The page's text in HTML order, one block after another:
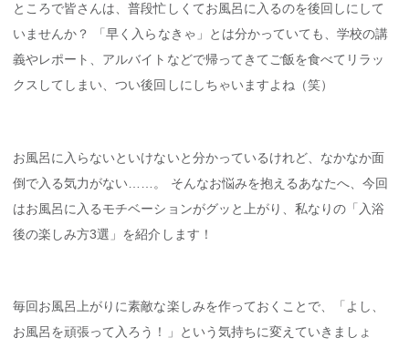
ところで皆さんは、普段忙しくてお風呂に入るのを後回しにして
いませんか？ 「早く入らなきゃ」とは分かっていても、学校の講
義やレポート、アルバイトなどで帰ってきてご飯を食べてリラッ
クスしてしまい、つい後回しにしちゃいますよね（笑）
お風呂に入らないといけないと分かっているけれど、なかなか面
倒で入る気力がない……。 そんなお悩みを抱えるあなたへ、今回
はお風呂に入るモチベーションがグッと上がり、私なりの「入浴
後の楽しみ方3選」を紹介します！
毎回お風呂上がりに素敵な楽しみを作っておくことで、「よし、
お風呂を頑張って入ろう！」という気持ちに変えていきましょ